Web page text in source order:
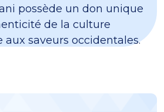
possède un don unique
de la culture
saveurs occidentales.